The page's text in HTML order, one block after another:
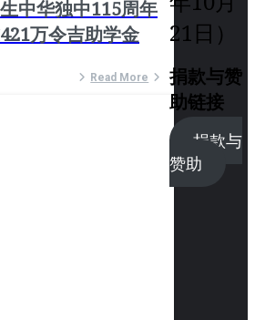
中华独中115周年
万令吉助学金
Read More
21日）
捐款与赞
助链接
捐款与
赞助